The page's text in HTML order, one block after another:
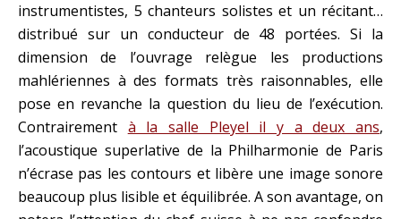
instrumentistes, 5 chanteurs solistes et un récitant…
distribué sur un conducteur de 48 portées. Si la
dimension de l’ouvrage relègue les productions
mahlériennes à des formats très raisonnables, elle
pose en revanche la question du lieu de l’exécution.
Contrairement à la salle Pleyel il y a deux ans,
l’acoustique superlative de la Philharmonie de Paris
n’écrase pas les contours et libère une image sonore
beaucoup plus lisible et équilibrée. A son avantage, on